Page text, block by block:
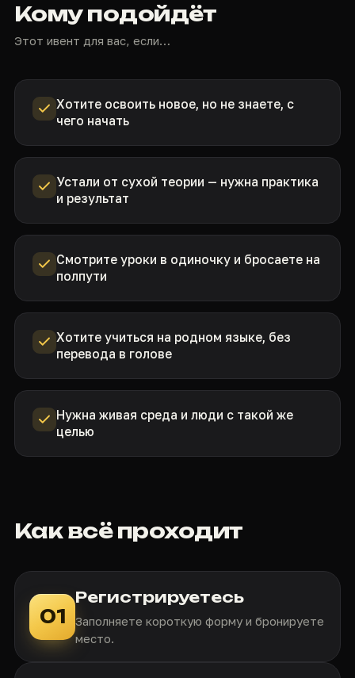
Кому подойдёт
Этот ивент для вас, если…
Хотите освоить новое, но не знаете, с
чего начать
Устали от сухой теории — нужна практика
и результат
Смотрите уроки в одиночку и бросаете на
полпути
Хотите учиться на родном языке, без
перевода в голове
Нужна живая среда и люди с такой же
целью
Как всё проходит
01
Регистрируетесь
Заполняете короткую форму и бронируете
место.